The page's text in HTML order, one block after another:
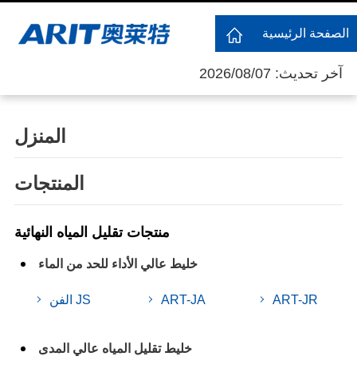
آخر تحديث: 2026/08/07
الصفحة الرئيسية
المنزل
المنتجات
منتجات تقليل المياه النهائية
خليط عالي الأداء للحد من الماء
الفن JS ART-JA ART-JR
خليط تقليل المياه عالي المدى